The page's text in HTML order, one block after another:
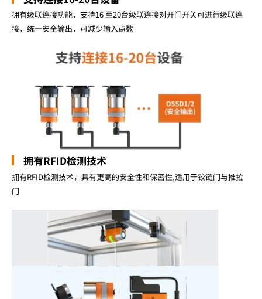
拥有级联连接功能，支持16 至20台级联连接对开门开关可进行级联连
接，统一安全输出，可减少输入点数
拥有RFID检测技术
拥有RFID检测技术，具有更高的安全性和保密性,适用于铰链门与推拉
门